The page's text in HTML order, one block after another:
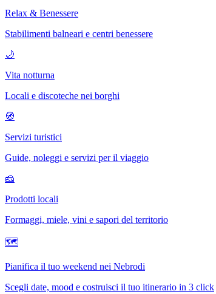
Relax & Benessere
Stabilimenti balneari e centri benessere
🌙
Vita notturna
Locali e discoteche nei borghi
🧭
Servizi turistici
Guide, noleggi e servizi per il viaggio
🧀
Prodotti locali
Formaggi, miele, vini e sapori del territorio
🗺
Pianifica il tuo weekend nei Nebrodi
Scegli date, mood e costruisci il tuo itinerario in 3 click